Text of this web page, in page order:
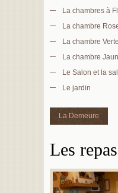
La chambres à
La chambre
La chambre Verte
La chambre
Le Salon et la
Le jardin
La Demeure
Les repas